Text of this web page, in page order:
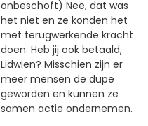
onbeschoft) Nee, dat was
het niet en ze konden het
met terugwerkende kracht
doen. Heb jij ook betaald,
Lidwien? Misschien zijn er
meer mensen de dupe
geworden en kunnen ze
samen actie ondernemen.